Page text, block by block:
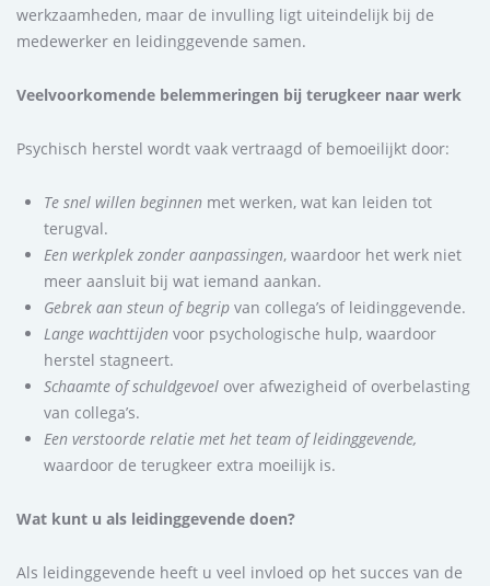
werkzaamheden, maar de invulling ligt uiteindelijk bij de
medewerker en leidinggevende samen.
Veelvoorkomende belemmeringen bij terugkeer naar werk
Psychisch herstel wordt vaak vertraagd of bemoeilijkt door:
Te snel willen beginnen met werken, wat kan leiden tot
terugval.
Een werkplek zonder aanpassingen, waardoor het werk niet
meer aansluit bij wat iemand aankan.
Gebrek aan steun of begrip van collega’s of leidinggevende.
Lange wachttijden voor psychologische hulp, waardoor
herstel stagneert.
Schaamte of schuldgevoel over afwezigheid of overbelasting
van collega’s.
Een verstoorde relatie met het team of leidinggevende,
waardoor de terugkeer extra moeilijk is.
Wat kunt u als leidinggevende doen?
Als leidinggevende heeft u veel invloed op het succes van de